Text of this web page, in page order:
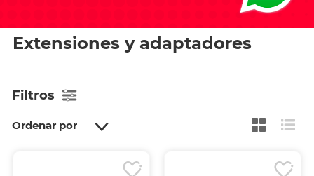
Extensiones y adaptadores
Filtros
Ordenar por